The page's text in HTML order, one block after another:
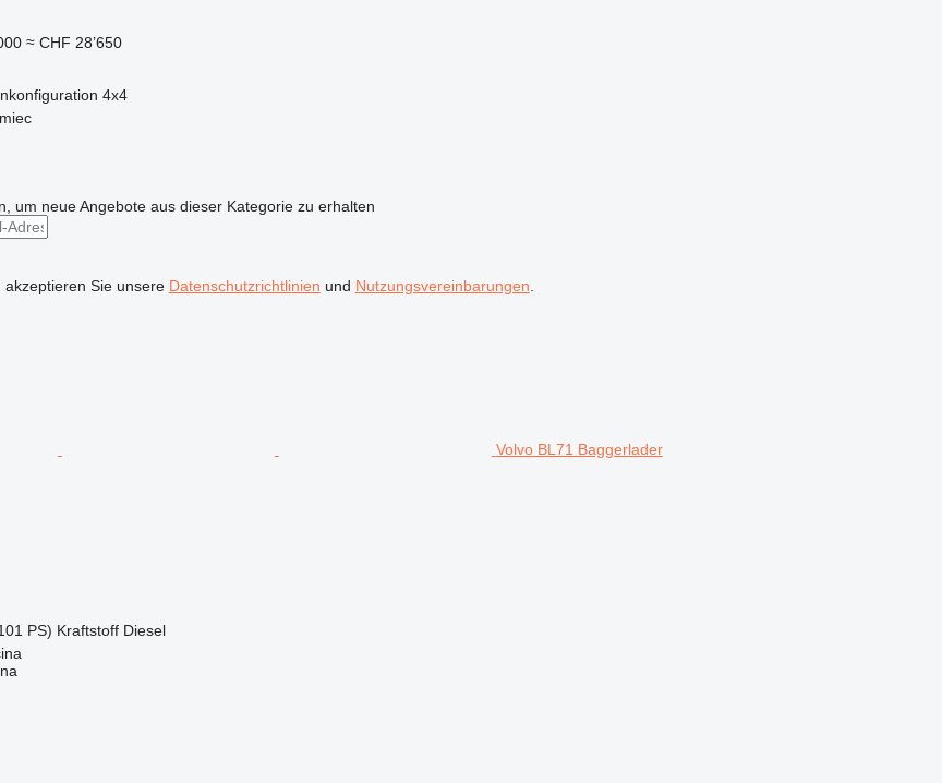
≈ CHF 28’650
4x4
um neue Angebote aus dieser Kategorie zu erhalten
Sie unsere Datenschutzrichtlinien und Nutzungsvereinbarungen
Volvo BL71 Baggerlader
PS) Kraftstoff Diesel